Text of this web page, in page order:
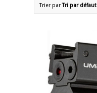
Trier parTri par défaut